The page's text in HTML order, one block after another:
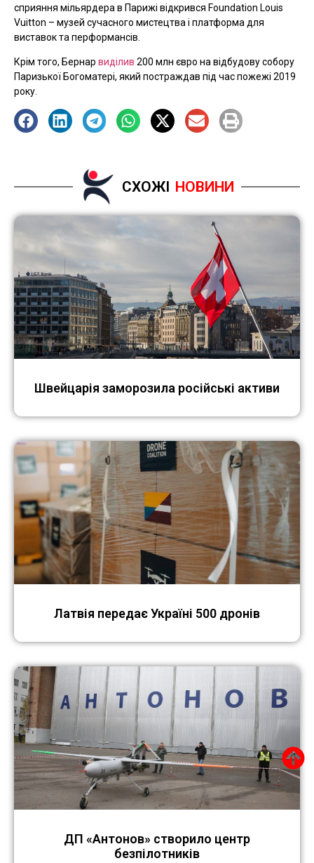
сприяння мільярдера в Парижі відкрився Foundation Louis
Vuitton – музей сучасного мистецтва і платформа для
виставок та перформансів.
Крім того, Бернар виділив 200 млн євро на відбудову собору
Паризької Богоматері, який постраждав під час пожежі 2019
року.
СХОЖІ НОВИНИ
Швейцарія заморозила російські активи
Латвія передає Україні 500 дронів
ДП «Антонов» створило центр
безпілотників